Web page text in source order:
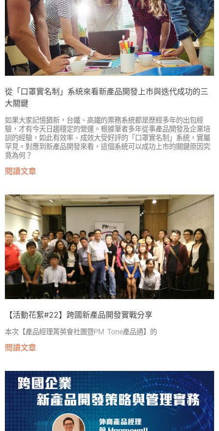
從「口罩實名制」系統來看新產品開發上市與迭代成功的三
大關鍵
如果大家記憶猶新，台鐵、高鐵的票務系統都是歷經多年的出包經
驗，才有今天日趨穩定的營運。根據筆者多年從事產品開發及企業培
訓的經驗，如此有效率、成效大受好評的「口罩實名制」系統，實屬
罕見。對應到新產品開發來看，這個系統可以成功上市的關鍵原因究
竟為何？
閱讀文章
【活動花絮#22】跨國新產品開發實戰分享
本次【產品經理菁英會社團暨PM Tone產品通】的
閱讀文章